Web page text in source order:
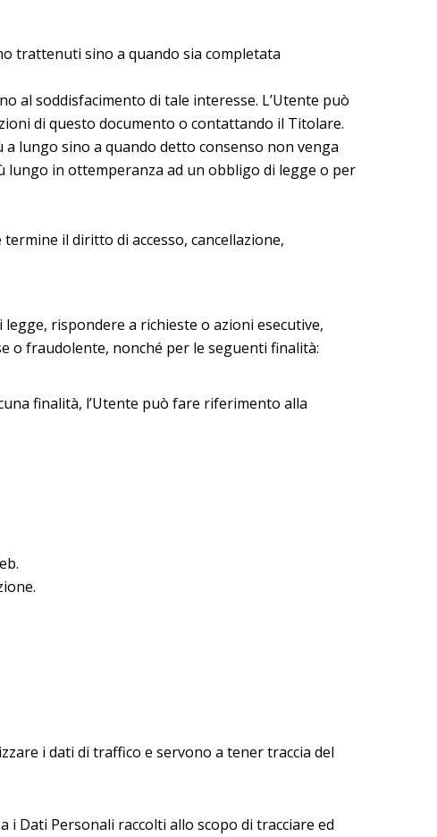
trattenuti sino a quando sia completata
al soddisfacimento di tale interesse. L’Utente può
di questo documento o contattando il Titolare.
lungo sino a quando detto consenso non venga
in ottemperanza ad un obbligo di legge o per
il diritto di accesso, cancellazione,
rispondere a richieste o azioni esecutive,
o fraudolente, nonché per le seguenti finalità:
finalità, l’Utente può fare riferimento alla
i dati di traffico e servono a tener traccia del
i Dati Personali raccolti allo scopo di tracciare ed